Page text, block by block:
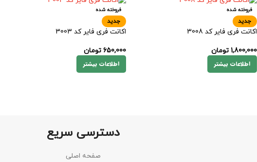
فروخته شده
جدید
اکانت فری فایر کد 3008
1,800,000 تومان
اطلاعات بیشتر
فروخته شده
جدید
اکانت فری فایر کد 3003
650,000 تومان
اطلاعات بیشتر
دسترسی سریع
صفحه اصلی